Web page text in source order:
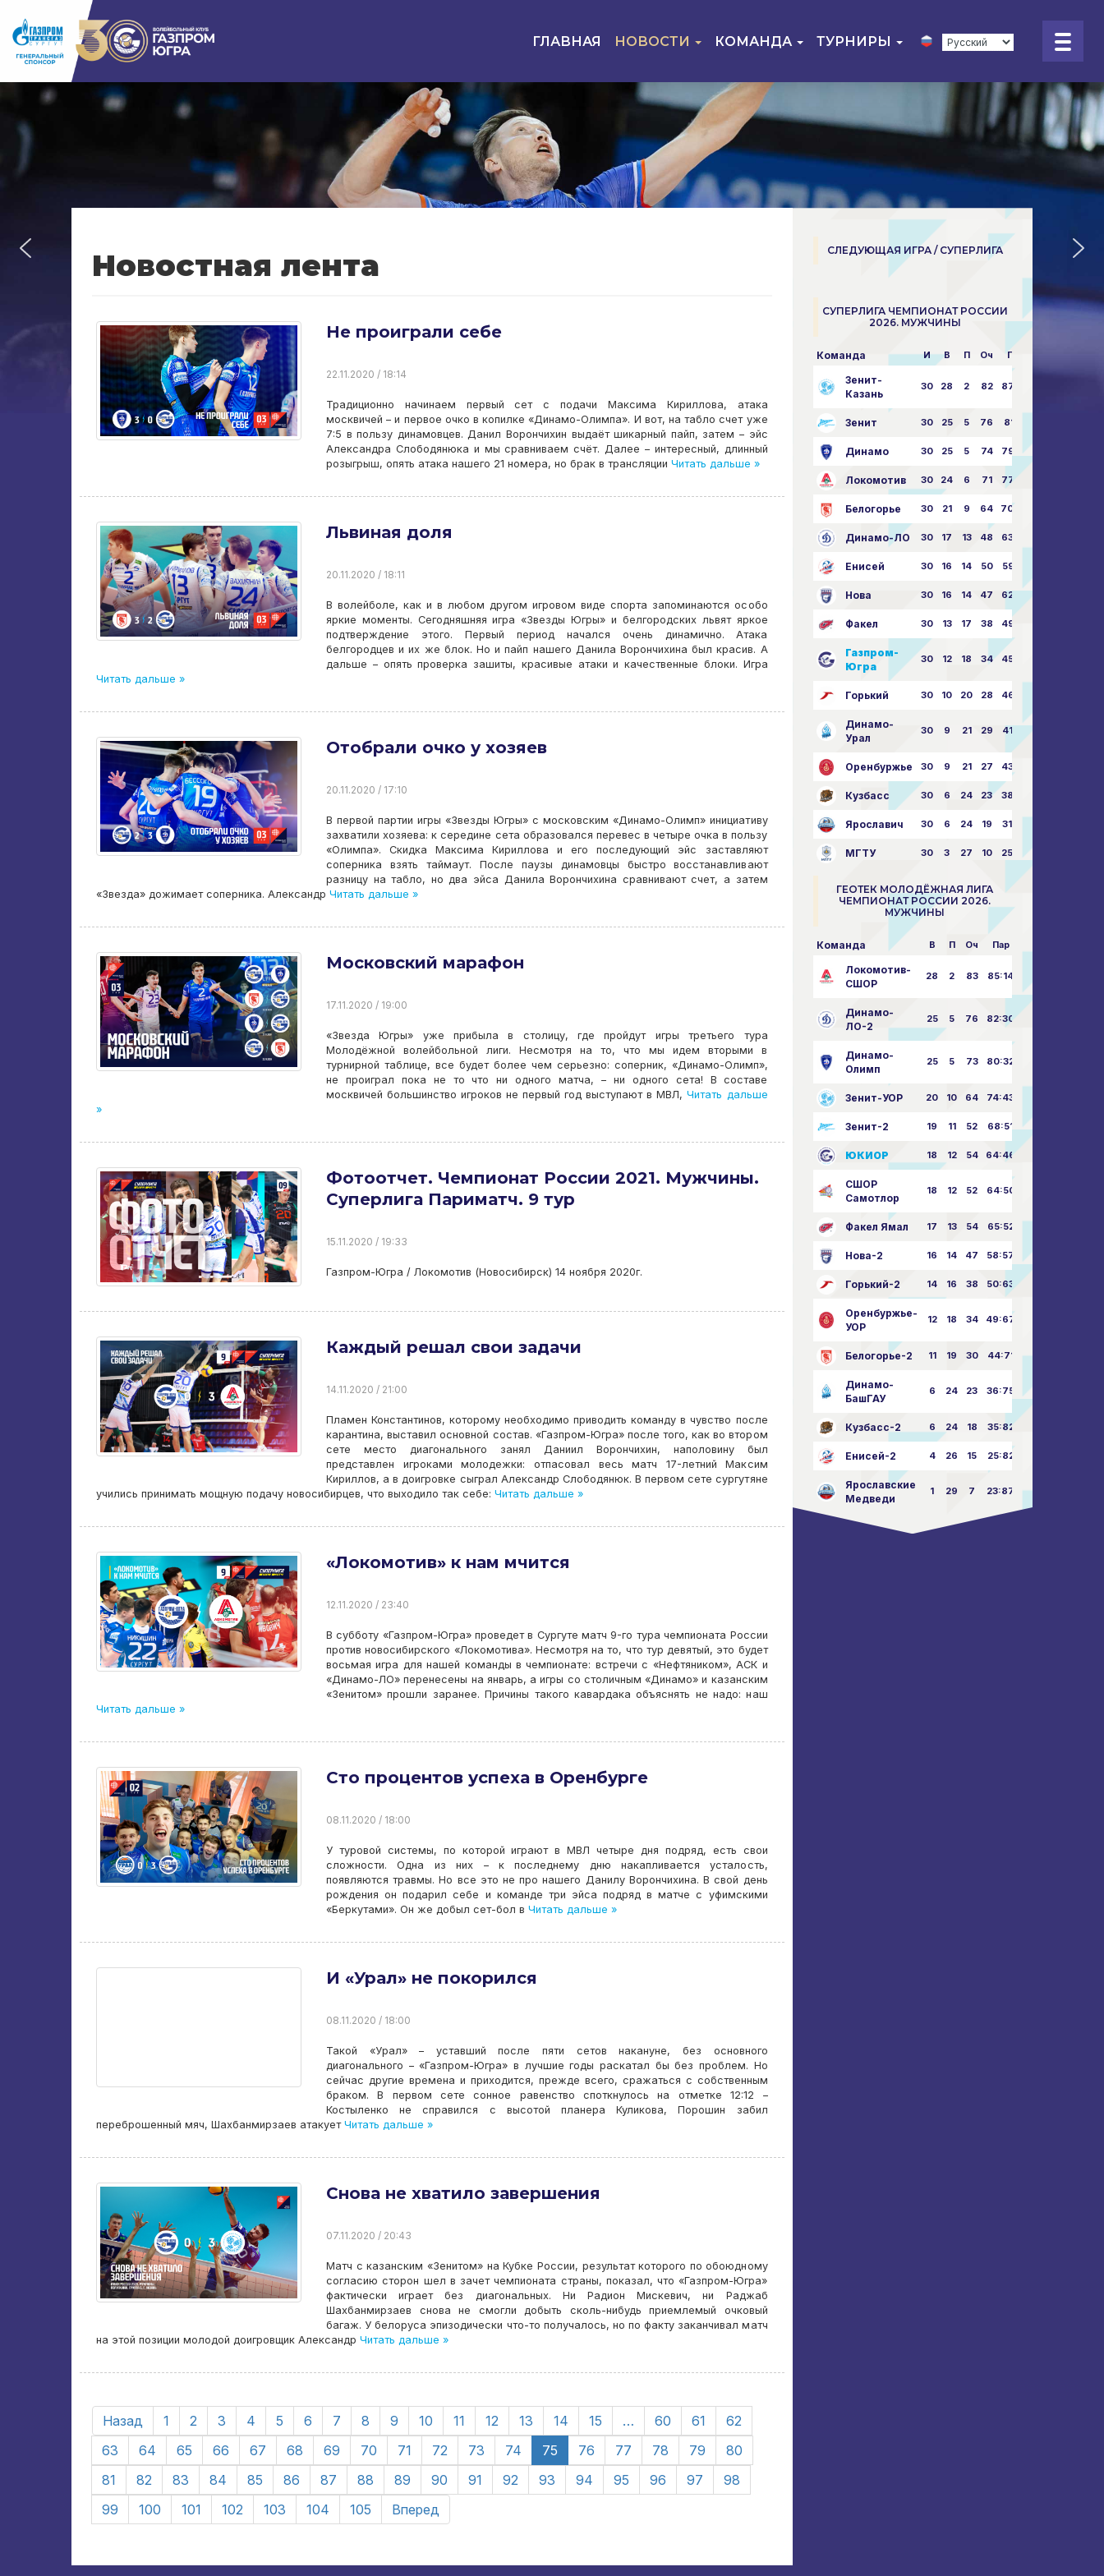
ГЛАВНАЯ НОВОСТИ КОМАНДА ТУРНИРЫ
Новостная лента
Не проиграли себе
22.11.2020 / 18:14
Традиционно начинаем первый сет с подачи Максима Кириллова, атака
москвичей – и первое очко в копилке «Динамо-Олимпа». И вот, на табло счет уже
7:5 в пользу динамовцев. Данил Ворончихин выдаёт шикарный пайп, затем – эйс
Александра Слободянюка и мы сравниваем счёт. Далее – интересный, длинный
розыгрыш, опять атака нашего 21 номера, но брак в трансляции Читать дальше »
Львиная доля
20.11.2020 / 18:11
В волейболе, как и в любом другом игровом виде спорта запоминаются особо
яркие моменты. Сегодняшняя игра «Звезды Югры» и белгородских львят яркое
подтверждение этого. Первый период начался очень динамично. Атака
белгородцев и их же блок. Но и пайп нашего Данила Ворончихина был красив. А
дальше – опять проверка зашиты, красивые атаки и качественные блоки. Игра
Читать дальше »
Отобрали очко у хозяев
20.11.2020 / 17:10
В первой партии игры «Звезды Югры» с московским «Динамо-Олимп» инициативу
захватили хозяева: к середине сета образовался перевес в четыре очка в пользу
«Олимпа». Скидка Максима Кириллова и его последующий эйс заставляют
соперника взять таймаут. После паузы динамовцы быстро восстанавливают
разницу на табло, но два эйса Данила Ворончихина сравнивают счет, а затем
«Звезда» дожимает соперника. Александр Читать дальше »
Московский марафон
17.11.2020 / 19:00
«Звезда Югры» уже прибыла в столицу, где пройдут игры третьего тура
Молодёжной волейбольной лиги. Несмотря на то, что мы идем вторыми в
турнирной таблице, все будет более чем серьезно: соперник, «Динамо-Олимп»,
не проиграл пока не то что ни одного матча, – ни одного сета! В составе
москвичей большинство игроков не первый год выступают в МВЛ, Читать дальше
»
Фотоотчет. Чемпионат России 2021. Мужчины.
Суперлига Париматч. 9 тур
15.11.2020 / 19:33
Газпром-Югра / Локомотив (Новосибирск) 14 ноября 2020г.
Каждый решал свои задачи
14.11.2020 / 21:00
Пламен Константинов, которому необходимо приводить команду в чувство после
карантина, выставил основной состав. «Газпром-Югра» после того, как во втором
сете место диагонального занял Даниил Ворончихин, наполовину был
представлен игроками молодежки: отпасовал весь матч 17-летний Максим
Кириллов, а в доигровке сыграл Александр Слободянюк. В первом сете сургутяне
учились принимать мощную подачу новосибирцев, что выходило так себе: Читать дальше »
«Локомотив» к нам мчится
12.11.2020 / 23:40
В субботу «Газпром-Югра» проведет в Сургуте матч 9-го тура чемпионата России
против новосибирского «Локомотива». Несмотря на то, что тур девятый, это будет
восьмая игра для нашей команды в чемпионате: встречи с «Нефтяником», АСК и
«Динамо-ЛО» перенесены на январь, а игры со столичным «Динамо» и казанским
«Зенитом» прошли заранее. Причины такого кавардака объяснять не надо: наш
Читать дальше »
Сто процентов успеха в Оренбурге
08.11.2020 / 18:00
У туровой системы, по которой играют в МВЛ четыре дня подряд, есть свои
сложности. Одна из них – к последнему дню накапливается усталость,
появляются травмы. Но все это не про нашего Данилу Ворончихина. В свой день
рождения он подарил себе и команде три эйса подряд в матче с уфимскими
«Беркутами». Он же добыл сет-бол в Читать дальше »
И «Урал» не покорился
08.11.2020 / 18:00
Такой «Урал» – уставший после пяти сетов накануне, без основного
диагонального – «Газпром-Югра» в лучшие годы раскатал бы без проблем. Но
сейчас другие времена и приходится, прежде всего, сражаться с собственным
браком. В первом сете сонное равенство споткнулось на отметке 12:12 –
Костыленко не справился с высотой планера Куликова, Порошин забил
переброшенный мяч, Шахбанмирзаев атакуетЧитать дальше »
Снова не хватило завершения
07.11.2020 / 20:43
Матч с казанским «Зенитом» на Кубке России, результат которого по обоюдному
согласию сторон шел в зачет чемпионата страны, показал, что «Газпром-Югра»
фактически играет без диагональных. Ни Радион Мискевич, ни Раджаб
Шахбанмирзаев снова не смогли добыть сколь-нибудь приемлемый очковый
багаж. У белоруса эпизодически что-то получалось, но по факту заканчивал матч
на этой позиции молодой доигровщик Александр Читать дальше »
Назад 1 2 3 4 5 6 7 8 9 10 11 12 13 14 15 … 60 61
62
63
64 65 66 67 68 69 70 71 72 73 74 75 76 77 78 79
80
81
82 83 84 85 86 87 88 89 90 91 92 93 94 95 96 97
98
99
100 101 102 103 104 105 Вперед
СЛЕДУЮЩАЯ ИГРА / СУПЕРЛИГА
СУПЕРЛИГА ЧЕМПИОНАТ РОССИИ
2026. МУЖЧИНЫ
Команда И В П Оч Пар
Зенит-
Казань
30 28 2 82 87:24
Зенит 30 25 5 76 81:21
Динамо 30 25 5 74 79:26
Локомотив 30 24 6 71 77:33
Белогорье 30 21 9 64 70:40
Динамо-ЛО 30 17 13 48 63:57
Енисей 30 16 14 50 59:53
Нова 30 16 14 47 62:58
Факел 30 13 17 38 49:62
Газпром-
Югра
30 12 18 34 45:63
Горький 30 10 20 28 46:73
Динамо-
Урал
30 9 21 29 41:70
Оренбуржье 30 9 21 27 43:73
Кузбасс 30 6 24 23 38:76
Ярославич 30 6 24 19 31:80
МГТУ 30 3 27 10 25:87
ГЕОТЕК МОЛОДЁЖНАЯ ЛИГА
ЧЕМПИОНАТ РОССИИ 2026.
МУЖЧИНЫ
Команда В П Оч Пар
Локомотив-
СШОР
28 2 83 85:14
Динамо-
ЛО-2
25 5 76 82:30
Динамо-
Олимп
25 5 73 80:32
Зенит-УОР 20 10 64 74:43
Зенит-2 19 11 52 68:51
ЮКИОР 18 12 54 64:46
СШОР
Самотлор
18 12 52 64:50
Факел Ямал 17 13 54 65:52
Нова-2 16 14 47 58:57
Горький-2 14 16 38 50:63
Оренбуржье-
УОР
12 18 34 49:67
Белогорье-2 11 19 30 44:71
Динамо-
БашГАУ
6 24 23 36:75
Кузбасс-2 6 24 18 35:82
Енисей-2 4 26 15 25:82
Ярославские
Медведи
1 29 7 23:87